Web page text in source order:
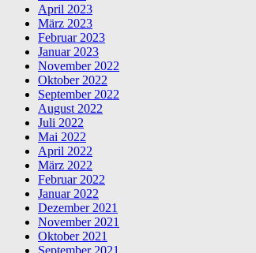
April 2023
März 2023
Februar 2023
Januar 2023
November 2022
Oktober 2022
September 2022
August 2022
Juli 2022
Mai 2022
April 2022
März 2022
Februar 2022
Januar 2022
Dezember 2021
November 2021
Oktober 2021